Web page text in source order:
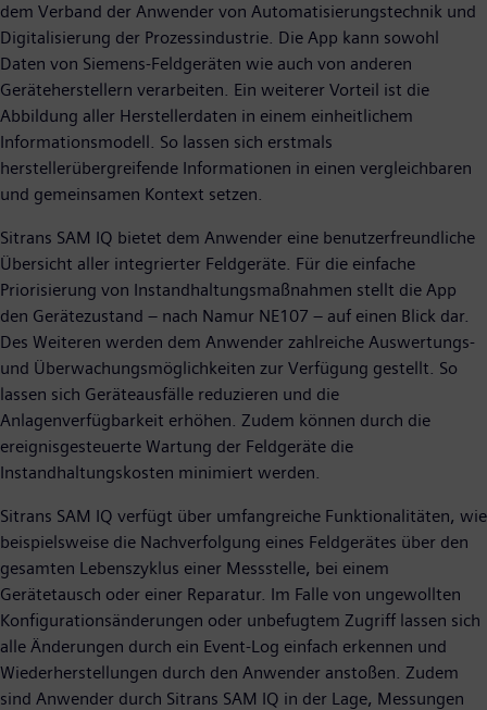
dem Verband der Anwender von Automatisierungstechnik und
Digitalisierung der Prozessindustrie. Die App kann sowohl
Daten von Siemens-Feldgeräten wie auch von anderen
Geräteherstellern verarbeiten. Ein weiterer Vorteil ist die
Abbildung aller Herstellerdaten in einem einheitlichem
Informationsmodell. So lassen sich erstmals
herstellerübergreifende Informationen in einen vergleichbaren
und gemeinsamen Kontext setzen.
Sitrans SAM IQ bietet dem Anwender eine benutzerfreundliche
Übersicht aller integrierter Feldgeräte. Für die einfache
Priorisierung von Instandhaltungsmaßnahmen stellt die App
den Gerätezustand – nach Namur NE107 – auf einen Blick dar.
Des Weiteren werden dem Anwender zahlreiche Auswertungs-
und Überwachungsmöglichkeiten zur Verfügung gestellt. So
lassen sich Geräteausfälle reduzieren und die
Anlagenverfügbarkeit erhöhen. Zudem können durch die
ereignisgesteuerte Wartung der Feldgeräte die
Instandhaltungskosten minimiert werden.
Sitrans SAM IQ verfügt über umfangreiche Funktionalitäten, wie
beispielsweise die Nachverfolgung eines Feldgerätes über den
gesamten Lebenszyklus einer Messstelle, bei einem
Gerätetausch oder einer Reparatur. Im Falle von ungewollten
Konfigurationsänderungen oder unbefugtem Zugriff lassen sich
alle Änderungen durch ein Event-Log einfach erkennen und
Wiederherstellungen durch den Anwender anstoßen. Zudem
sind Anwender durch Sitrans SAM IQ in der Lage, Messungen